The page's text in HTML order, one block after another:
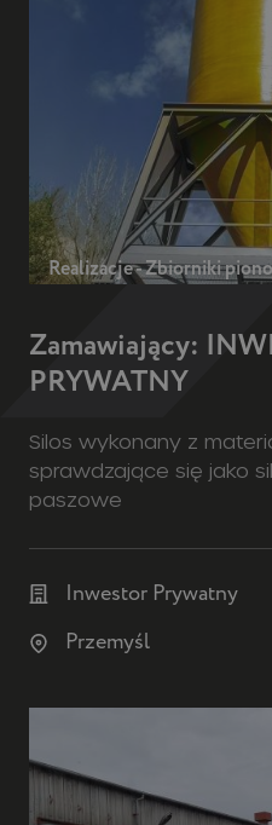
Realizacje - Zbiorniki
Zamawiający:
PRYWATNY
Silos wykonany z
sprawdzające się jako
paszowe
Inwestor Prywatny
Przemyśl